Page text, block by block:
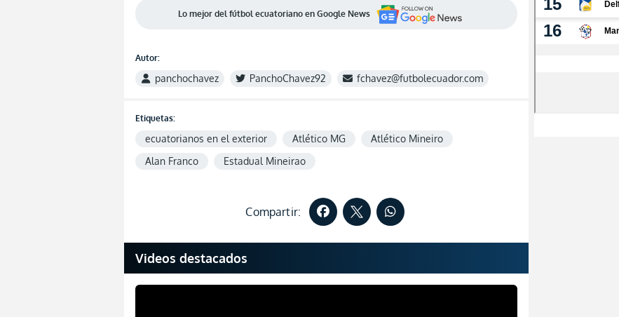
Lo mejor del fútbol ecuatoriano en Google News
Autor:
panchochavez PanchoChavez92 fchavez@futbolecuador.com
Etiquetas:
ecuatorianos en el exterior Atlético MG
Atlético Mineiro
Alan Franco
Estadual Mineirao
Compartir:
Videos destacados